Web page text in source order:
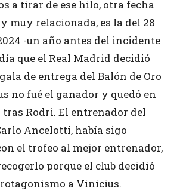
a tirar de ese hilo, otra fecha
muy relacionada, es la del 28
-un año antes del incidente
que el Real Madrid decidió
de entrega del Balón de Oro
no fué el ganador y quedó en
Rodri. El entrenador del
Ancelotti, había sigo
el trofeo al mejor entrenador,
porque el club decidió
a Vinicius.